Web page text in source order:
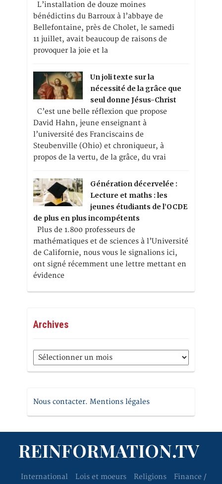
L’installation de douze moines
bénédictins du Barroux à l’abbaye de
Bellefontaine, près de Cholet, le samedi
11 juillet, avait beaucoup de raisons de
provoquer la joie et la
Un joli texte sur la
nécessité de la grâce que
seul donne Jésus-Christ
C’est une belle réflexion que propose
David Hahn, jeune enseignant à
l’université des Franciscains de
Steubenville (Ohio) et chroniqueur, à
propos de la vertu, de la grâce, du vrai
Génération décervelée :
Lecture et maths : les
jeunes étudiants de l’OCDE
de plus en plus incompétents
Plus de 1.800 professeurs de
mathématiques et de sciences à l’Université
de Californie, nous vous le signalions ici,
ont signé récemment une lettre mettant en
évidence
Archives
Archives
Nous contacter. Mentions légales
REINFORMATION.TV
International Lois et moeurs Religions Finance /